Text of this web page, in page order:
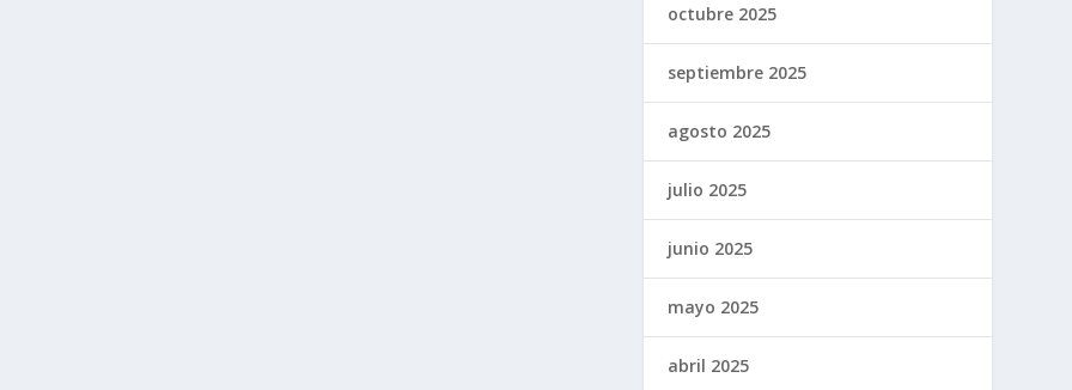
octubre 2025
septiembre 2025
agosto 2025
julio 2025
junio 2025
mayo 2025
abril 2025